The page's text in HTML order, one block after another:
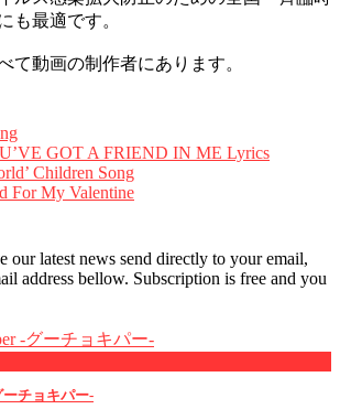
も最適です。
て動画の制作者にあります。
GOT A FRIEND IN ME Lyrics
Children Song
For My Valentine
our latest news send directly to your email,
address bellow. Subscription is free and you
ーチョキパー-